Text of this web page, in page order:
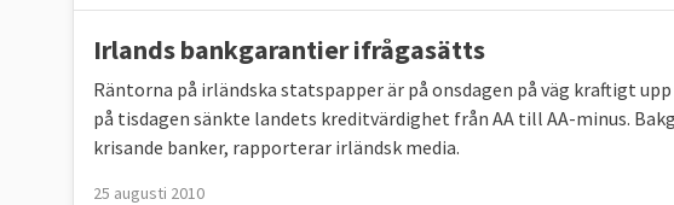
Irlands bankgarantier ifrågasätts
Räntorna på irländska statspapper är på onsdagen på väg kraftigt
på tisdagen sänkte landets kreditvärdighet från AA till AA-minus.
krisande banker, rapporterar irländsk media.
25 augusti 2010